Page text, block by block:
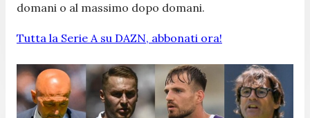
domani o al massimo dopo domani.
Tutta la Serie A su DAZN, abbonati ora!